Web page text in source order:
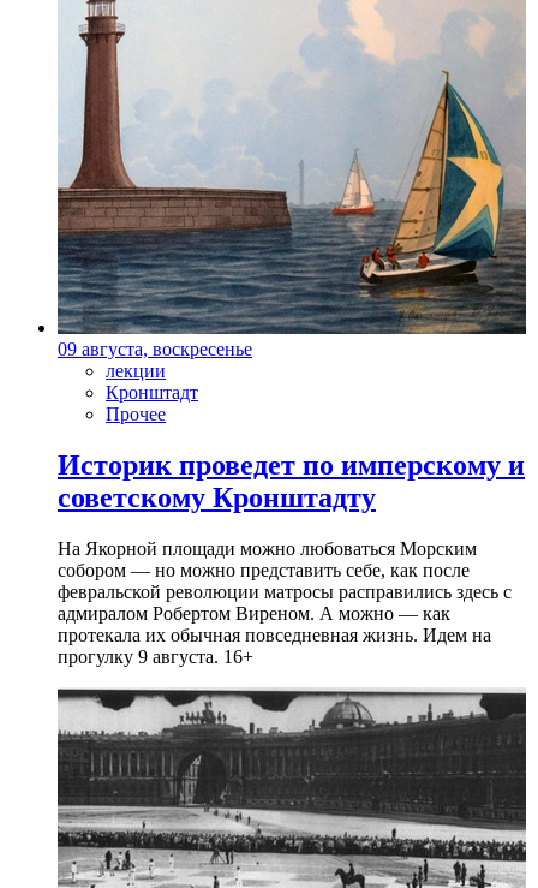
09 августа, воскресенье
лекции
Кронштадт
Прочее
Историк проведет по имперскому и
советскому Кронштадту
На Якорной площади можно любоваться Морским
собором — но можно представить себе, как после
февральской революции матросы расправились здесь с
адмиралом Робертом Виреном. А можно — как
протекала их обычная повседневная жизнь. Идем на
прогулку 9 августа. 16+